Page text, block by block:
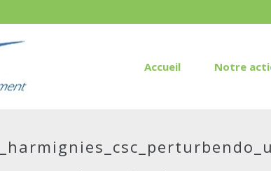
Accueil Notre